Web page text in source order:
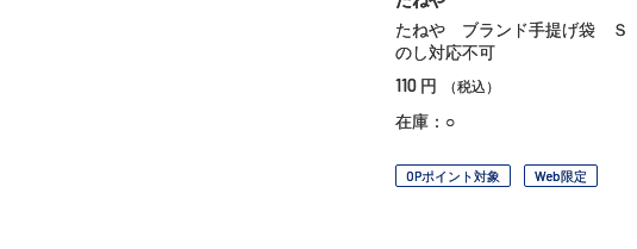
たねや ブランド手提げ袋 Ｓ
のし対応不可
110 円 （税込）
在庫：○
OPポイント対象 Web限定